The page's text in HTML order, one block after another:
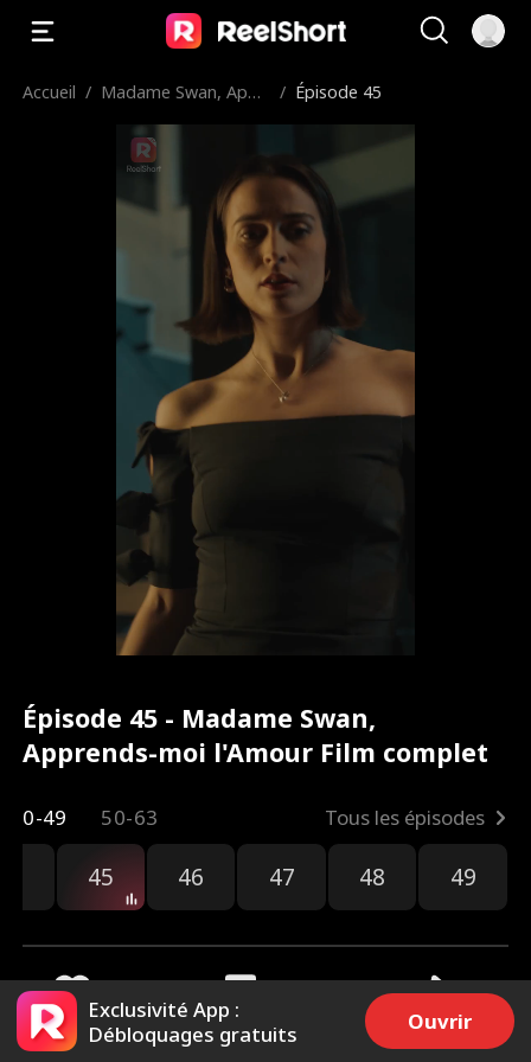
Accueil / Madame Swan, Appr
/ Épisode 45
Épisode 45 - Madame Swan,
Apprends-moi l'Amour Film complet
0-49 50-63 Tous les épisodes
45 46 47 48 49
1.2k 11.1k Partager
Exclusivité App :
Débloquages gratuits
Ouvrir